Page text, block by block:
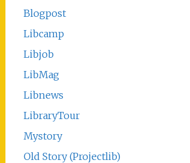
Blogpost
Libcamp
Libjob
LibMag
Libnews
LibraryTour
Mystory
Old Story (Projectlib)